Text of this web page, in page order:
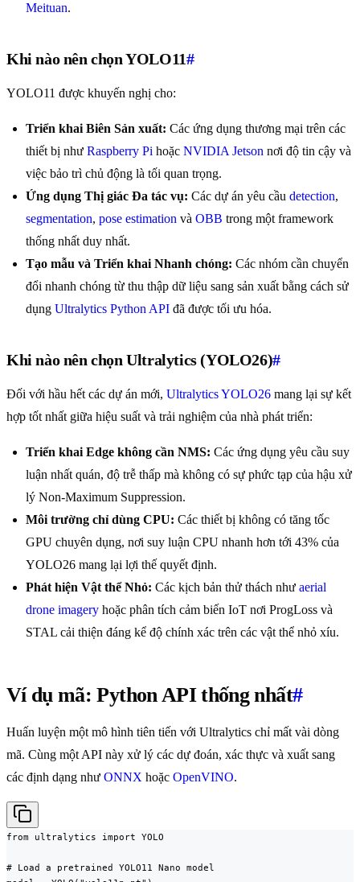
Meituan.
Khi nào nên chọn YOLO11#
YOLO11 được khuyến nghị cho:
Triển khai Biên Sản xuất: Các ứng dụng thương mại trên các
thiết bị như Raspberry Pi hoặc NVIDIA Jetson nơi độ tin cậy và
việc bảo trì chủ động là tối quan trọng.
Ứng dụng Thị giác Đa tác vụ: Các dự án yêu cầu detection,
segmentation, pose estimation và OBB trong một framework
thống nhất duy nhất.
Tạo mẫu và Triển khai Nhanh chóng: Các nhóm cần chuyển
đổi nhanh chóng từ thu thập dữ liệu sang sản xuất bằng cách sử
dụng Ultralytics Python API đã được tối ưu hóa.
Khi nào nên chọn Ultralytics (YOLO26)#
Đối với hầu hết các dự án mới, Ultralytics YOLO26 mang lại sự kết
hợp tốt nhất giữa hiệu suất và trải nghiệm của nhà phát triển:
Triển khai Edge không cần NMS: Các ứng dụng yêu cầu suy
luận nhất quán, độ trễ thấp mà không có sự phức tạp của hậu xử
lý Non-Maximum Suppression.
Môi trường chỉ dùng CPU: Các thiết bị không có tăng tốc
GPU chuyên dụng, nơi suy luận CPU nhanh hơn tới 43% của
YOLO26 mang lại lợi thế quyết định.
Phát hiện Vật thể Nhỏ: Các kịch bản thử thách như aerial
drone imagery hoặc phân tích cảm biến IoT nơi ProgLoss và
STAL cải thiện đáng kể độ chính xác trên các vật thể nhỏ xíu.
Ví dụ mã: Python API thống nhất#
Huấn luyện một mô hình tiên tiến với Ultralytics chỉ mất vài dòng
mã. Cùng một API này xử lý các dự đoán, xác thực và xuất sang
các định dạng như ONNX hoặc OpenVINO.
from ultralytics import YOLO
# Load a pretrained YOLO11 Nano model